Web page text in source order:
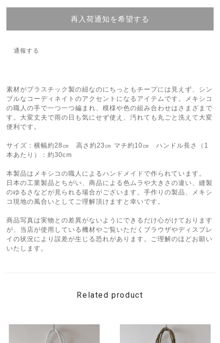
再入荷通知を希望する
通報する
素材がプラスチック製の紐なのにちっともチープには見えず、シン
プルなコーディネイトのアクセントになるアイテムです。メキシコ
の職人の手で一つ一つ編まれ、模様や色の組み合わせはさまざまで
す。大変丈夫で雨の日も気にせず使え、汚れても丸ごと洗えて大変
便利です。
サイズ：横幅約28㎝ 高さ約23㎝ マチ約10㎝ ハンドル長さ（1
本あたり）：約30cm
本製品はメキシコの職人によるハンドメイドで作られています。
日本の工業製品とちがい、商品による色ムラや大きさの違い、縫製
のゆるさなどが見られる場合がございます。手作りの製品、メキシ
コ現地の風合いとしてご理解頂けますと幸いです。
商品写真は実物との差異がないようにできるだけ心がけております
が、当店が使用している機材やご覧いただくブラウザやディスプレ
イの状況により誤差が生じる恐れがあります。ご理解のほどお願い
いたします。
Related product